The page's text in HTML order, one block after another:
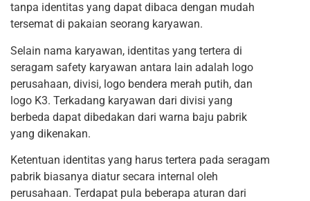
tanpa identitas yang dapat dibaca dengan mudah
tersemat di pakaian seorang karyawan.
Selain nama karyawan, identitas yang tertera di
seragam safety karyawan antara lain adalah logo
perusahaan, divisi, logo bendera merah putih, dan
logo K3. Terkadang karyawan dari divisi yang
berbeda dapat dibedakan dari warna baju pabrik
yang dikenakan.
Ketentuan identitas yang harus tertera pada seragam
pabrik biasanya diatur secara internal oleh
perusahaan. Terdapat pula beberapa aturan dari